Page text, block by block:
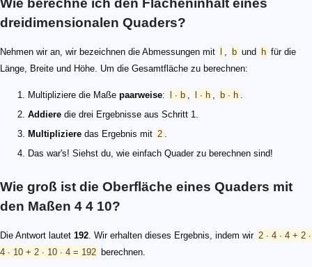
Wie berechne ich den Flächeninhalt eines
dreidimensionalen Quaders?
Nehmen wir an, wir bezeichnen die Abmessungen mit b und h für die
Länge, Breite und Höhe. Um die Gesamtfläche zu berechnen:
Multipliziere die Maße paarweise: l ∙ b l ∙ h b ∙ h
Addiere die drei Ergebnisse aus Schritt 1.
Multipliziere das Ergebnis mit 2
Das war's! Siehst du, wie einfach Quader zu berechnen sind!
Wie groß ist die Oberfläche eines Quaders mit
den Maßen 4 4 10?
Die Antwort lautet 192 . Wir erhalten dieses Ergebnis, indem wir 2 ∙ 4 ∙ 4 + 2 ∙
4 ∙ 10 + 2 ∙ 10 ∙ 4 = 192 berechnen.